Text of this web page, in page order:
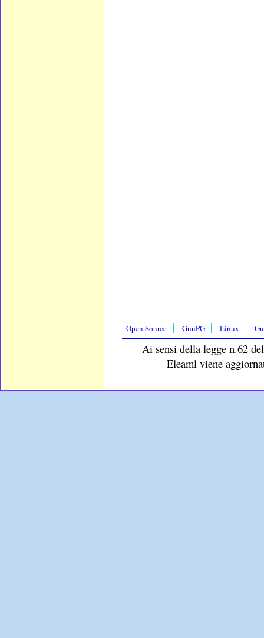
Open Source GnuPG Linux
Ai sensi della legge n.62
Eleaml viene